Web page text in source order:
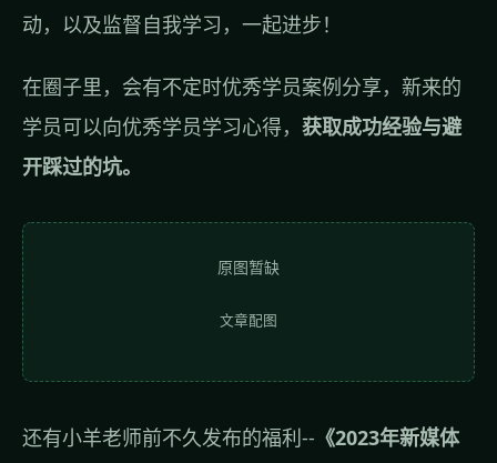
动，以及监督自我学习，一起进步！
在圈子里，会有不定时优秀学员案例分享，新来的
学员可以向优秀学员学习心得， 获取成功经验与避
开踩过的坑。
原图暂缺
文章配图
还有小羊老师前不久发布的福利-- 《2023年新媒体